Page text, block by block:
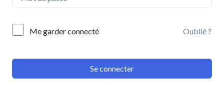
Me garder connecté Oublié ?
Se connecter